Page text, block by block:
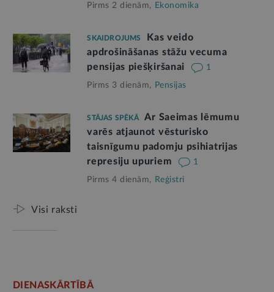
Pirms 2 dienām, Ekonomika
SKAIDROJUMS
Kas veido
apdrošināšanas stāžu vecuma
pensijas piešķiršanai
1
Pirms 3 dienām, Pensijas
STĀJAS SPĒKĀ
Ar Saeimas lēmumu
varēs atjaunot vēsturisko
taisnīgumu padomju psihiatrijas
represiju upuriem
1
Pirms 4 dienām, Reģistri
Visi raksti
DIENASKĀRTĪBĀ